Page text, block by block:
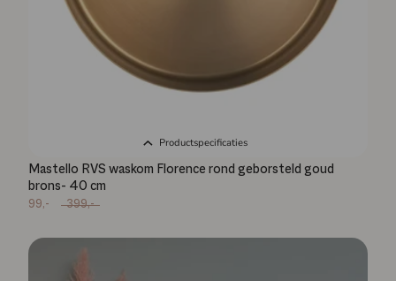
Productspecificaties
Mastello RVS waskom Florence rond geborsteld goud
brons- 40 cm
99,- 399,-